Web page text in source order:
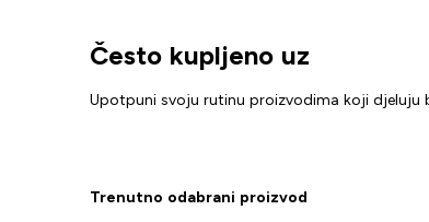
Često kupljeno uz
Upotpuni svoju rutinu proizvodima koji djeluju
Trenutno odabrani proizvod